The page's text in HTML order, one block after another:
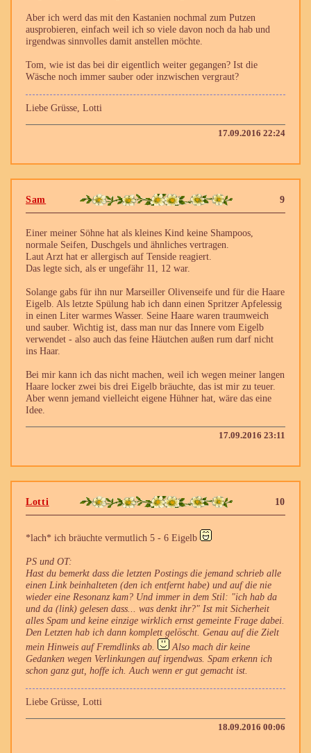
Aber ich werd das mit den Kastanien nochmal zum Putzen
ausprobieren, einfach weil ich so viele davon noch da hab und
irgendwas sinnvolles damit anstellen möchte.
Tom, wie ist das bei dir eigentlich weiter gegangen? Ist die
Wäsche noch immer sauber oder inzwischen vergraut?
Liebe Grüsse, Lotti
17.09.2016 22:24
9
Sam
Einer meiner Söhne hat als kleines Kind keine Shampoos,
normale Seifen, Duschgels und ähnliches vertragen.
Laut Arzt hat er allergisch auf Tenside reagiert.
Das legte sich, als er ungefähr 11, 12 war.
Solange gabs für ihn nur Marseiller Olivenseife und für die Haare
Eigelb. Als letzte Spülung hab ich dann einen Spritzer Apfelessig
in einen Liter warmes Wasser. Seine Haare waren traumweich
und sauber. Wichtig ist, dass man nur das Innere vom Eigelb
verwendet - also auch das feine Häutchen außen rum darf nicht
ins Haar.
Bei mir kann ich das nicht machen, weil ich wegen meiner langen
Haare locker zwei bis drei Eigelb bräuchte, das ist mir zu teuer.
Aber wenn jemand vielleicht eigene Hühner hat, wäre das eine
Idee.
17.09.2016 23:11
10
Lotti
*lach* ich bräuchte vermutlich 5 - 6 Eigelb
PS und OT:
Hast du bemerkt dass die letzten Postings die jemand schrieb alle
einen Link beinhalteten (den ich entfernt habe) und auf die nie
wieder eine Resonanz kam? Und immer in dem Stil: "ich hab da
und da (link) gelesen dass... was denkt ihr?" Ist mit Sicherheit
alles Spam und keine einzige wirklich ernst gemeinte Frage dabei.
Den Letzten hab ich dann komplett gelöscht. Genau auf die Zielt
mein Hinweis auf Fremdlinks ab.
Also mach dir keine
Gedanken wegen Verlinkungen auf irgendwas. Spam erkenn ich
schon ganz gut, hoffe ich. Auch wenn er gut gemacht ist.
Liebe Grüsse, Lotti
18.09.2016 00:06